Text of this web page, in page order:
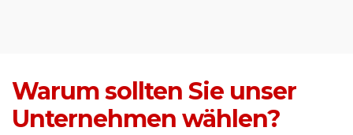
Warum sollten Sie unser
Unternehmen wählen?